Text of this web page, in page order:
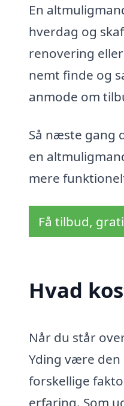
En
hverdag og
renovering
nemt finde og
anmode om
Så næste gang
en
mere
Få tilbud,
Hvad
Når du står
Yding være
forskellige
erfaring. Som